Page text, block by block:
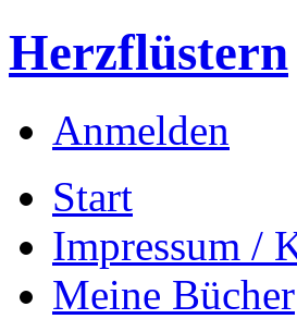
Herzflüstern
Anmelden
Start
Impressum /
Meine Bücher